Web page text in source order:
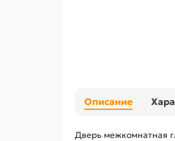
Описание
Дверь межкомнатная